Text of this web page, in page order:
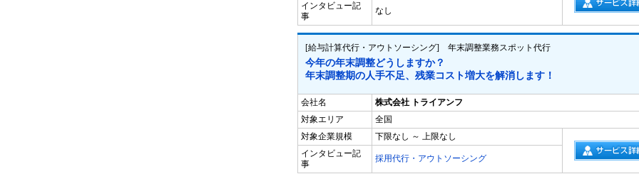
インタビュー記
事
なし
[給与計算代行・アウトソーシング] 年末調整業務スポット代行
今年の年末調整どうしますか？
年末調整期の人手不足、残業コスト増大を解消します！
会社名
株式会社 トライアンフ
対象エリア
全国
対象企業規模
下限なし ～ 上限なし
インタビュー記
事
採用代行・アウトソーシング